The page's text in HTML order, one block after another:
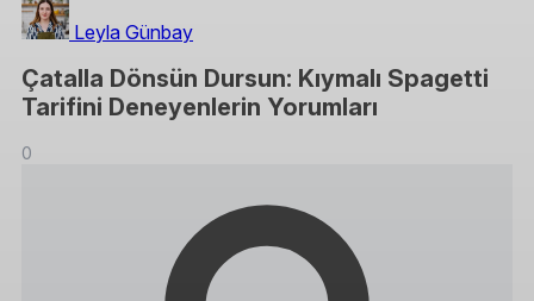
Leyla Günbay
Çatalla Dönsün Dursun: Kıymalı Spagetti
Tarifini Deneyenlerin Yorumları
0